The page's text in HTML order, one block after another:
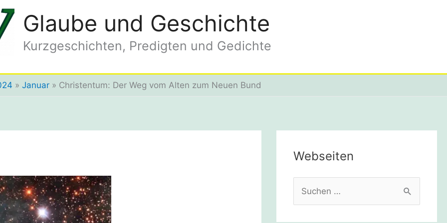
Glaube und Geschichte
Kurzgeschichten, Predigten und Gedichte
Januar Christentum: Der Weg vom Alten zum Neuen Bund
Webseiten
u